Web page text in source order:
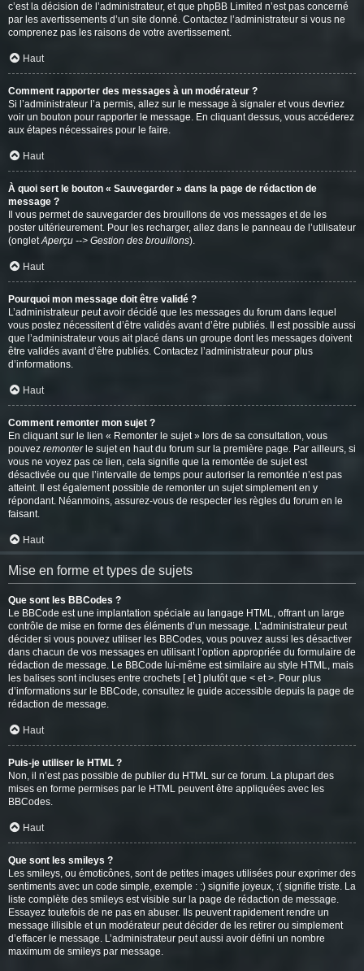
c’est la décision de l’administrateur, et que phpBB Limited n’est pas concerné
par les avertissements d’un site donné. Contactez l’administrateur si vous ne
comprenez pas les raisons de votre avertissement.
Haut
Comment rapporter des messages à un modérateur ?
Si l’administrateur l’a permis, allez sur le message à signaler et vous devriez
voir un bouton pour rapporter le message. En cliquant dessus, vous accéderez
aux étapes nécessaires pour le faire.
Haut
À quoi sert le bouton « Sauvegarder » dans la page de rédaction de
message ?
Il vous permet de sauvegarder des brouillons de vos messages et de les
poster ultérieurement. Pour les recharger, allez dans le panneau de l’utilisateur
(ongletAperçu --> Gestion des brouillons).
Haut
Pourquoi mon message doit être validé ?
L’administrateur peut avoir décidé que les messages du forum dans lequel
vous postez nécessitent d’être validés avant d’être publiés. Il est possible aussi
que l’administrateur vous ait placé dans un groupe dont les messages doivent
être validés avant d’être publiés. Contactez l’administrateur pour plus
d’informations.
Haut
Comment remonter mon sujet ?
En cliquant sur le lien « Remonter le sujet » lors de sa consultation, vous
pouvez remonterle sujet en haut du forum sur la première page. Par ailleurs, si
vous ne voyez pas ce lien, cela signifie que la remontée de sujet est
désactivée ou que l’intervalle de temps pour autoriser la remontée n’est pas
atteint. Il est également possible de remonter un sujet simplement en y
répondant. Néanmoins, assurez-vous de respecter les règles du forum en le
faisant.
Haut
Mise en forme et types de sujets
Que sont les BBCodes ?
Le BBCode est une implantation spéciale au langage HTML, offrant un large
contrôle de mise en forme des éléments d’un message. L’administrateur peut
décider si vous pouvez utiliser les BBCodes, vous pouvez aussi les désactiver
dans chacun de vos messages en utilisant l’option appropriée du formulaire de
rédaction de message. Le BBCode lui-même est similaire au style HTML, mais
les balises sont incluses entre crochets [ et ] plutôt que < et >. Pour plus
d’informations sur le BBCode, consultez le guide accessible depuis la page de
rédaction de message.
Haut
Puis-je utiliser le HTML ?
Non, il n’est pas possible de publier du HTML sur ce forum. La plupart des
mises en forme permises par le HTML peuvent être appliquées avec les
BBCodes.
Haut
Que sont les smileys ?
Les smileys, ou émoticônes, sont de petites images utilisées pour exprimer des
sentiments avec un code simple, exemple : :) signifie joyeux, :( signifie triste. La
liste complète des smileys est visible sur la page de rédaction de message.
Essayez toutefois de ne pas en abuser. Ils peuvent rapidement rendre un
message illisible et un modérateur peut décider de les retirer ou simplement
d’effacer le message. L’administrateur peut aussi avoir défini un nombre
maximum de smileys par message.